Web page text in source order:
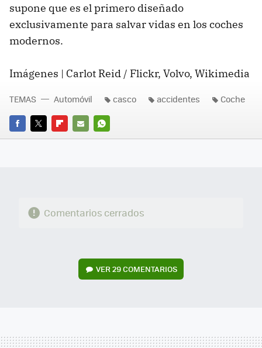
supone que es el primero diseñado
exclusivamente para salvar vidas en los coches
modernos.
Imágenes | Carlot Reid / Flickr, Volvo, Wikimedia
FACEBOOK
TWITTERFLIPBOARD
E-
WHATSAPP
TEMAS Automóvil casco accidentes Coche
Comentarios cerrados
VER29 COMENTARIOS